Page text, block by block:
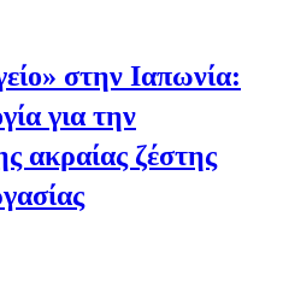
στην Ιαπωνία:
για την
ακραίας ζέστης